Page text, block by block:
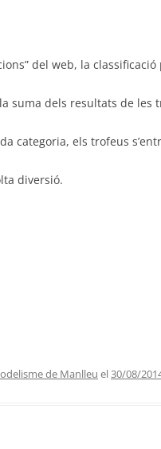
del web, la
la suma dels resultats de les
categoria, els trofeus
diversió.
de Manlleu el30/08/